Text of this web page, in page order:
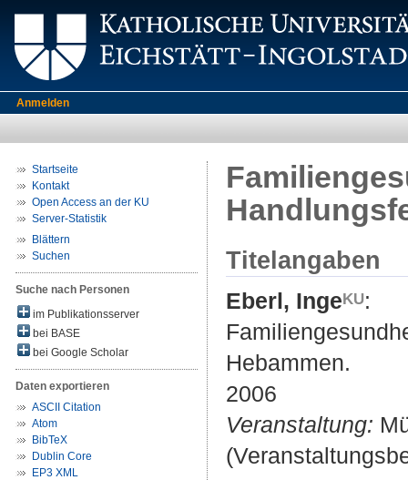
Anmelden
Startseite
Kontakt
Open Access an der KU
Server-Statistik
Blättern
Suchen
Suche nach Personen
im Publikationsserver
bei BASE
bei Google Scholar
Daten exportieren
ASCII Citation
Atom
BibTeX
Dublin Core
EP3 XML
Titelangaben
Eberl, Inge
:
Hebammen.
2006
Veranstaltung: